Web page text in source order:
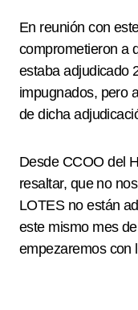
En reunión con
comprometieron a
estaba adjudicado
impugnados, pero
de dicha
Desde CCOO del
resaltar, que no
LOTES no están
este mismo mes
empezaremos con